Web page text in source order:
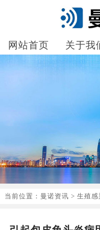
网站首页 关于我
当前位置： 曼诺资讯 > 生殖感